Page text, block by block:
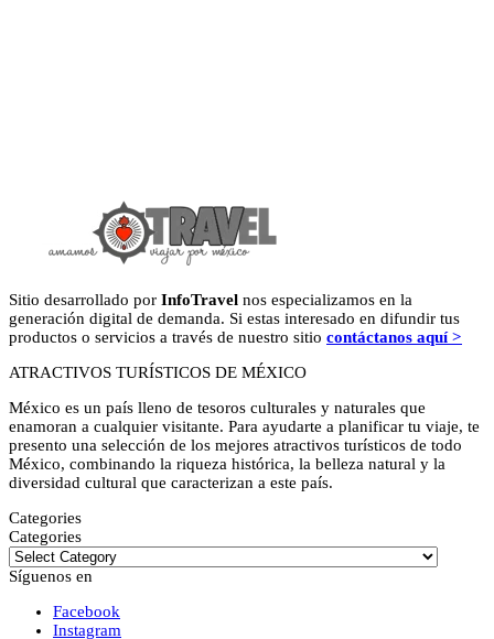
Sitio desarrollado por InfoTravel nos especializamos en la
generación digital de demanda. Si estas interesado en difundir tus
productos o servicios a través de nuestro sitio contáctanos aquí >
ATRACTIVOS TURÍSTICOS DE MÉXICO
México es un país lleno de tesoros culturales y naturales que
enamoran a cualquier visitante. Para ayudarte a planificar tu viaje, te
presento una selección de los mejores atractivos turísticos de todo
México, combinando la riqueza histórica, la belleza natural y la
diversidad cultural que caracterizan a este país.
Categories
Categories
Síguenos en
Facebook
Instagram